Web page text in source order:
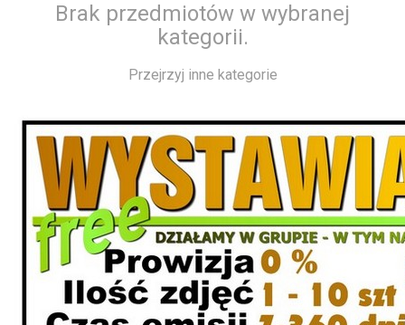
Brak przedmiotów w wybranej
kategorii.
Przejrzyj inne kategorie